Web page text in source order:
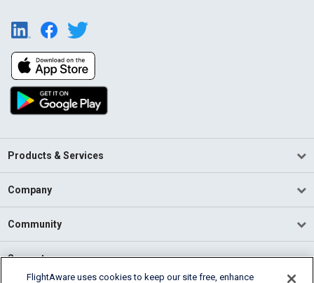
Products & Services
Company
Community
Support
FlightAware uses cookies to keep our site free, enhance